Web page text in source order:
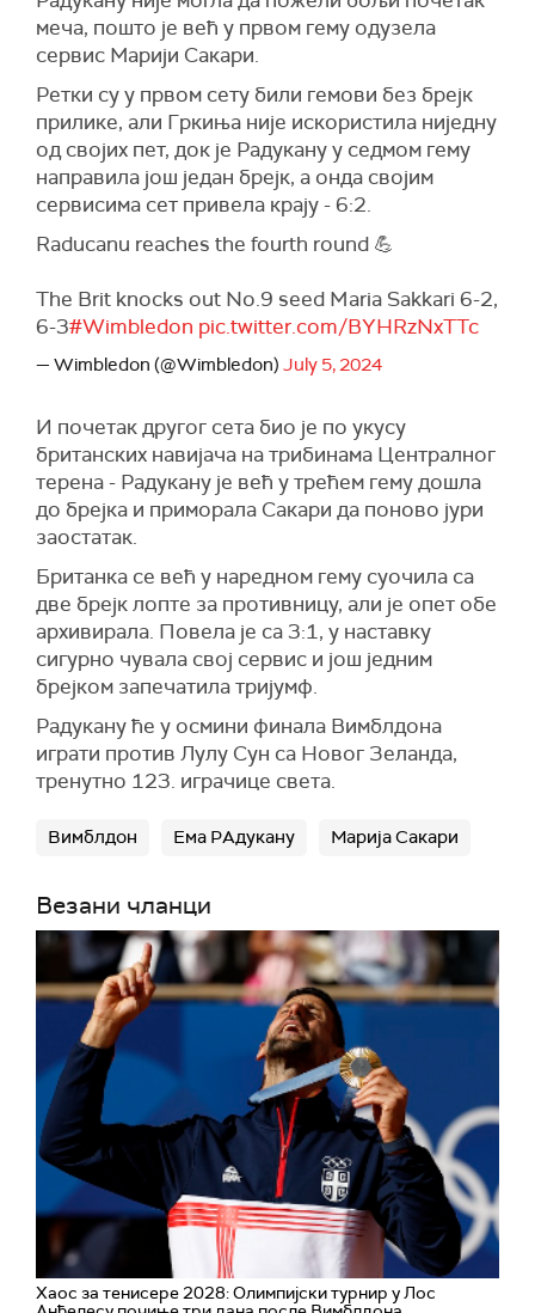
меча, пошто је већ у првом гему одузела
сервис Марији Сакари.
Ретки су у првом сету били гемови без брејк
прилике, али Гркиња није искористила ниједну
од својих пет, док је Радукану у седмом гему
направила још један брејк, а онда својим
сервисима сет привела крају - 6:2.
Raducanu reaches the fourth round 💪
The Brit knocks out No.9 seed Maria Sakkari 6-2,
6-3#Wimbledon pic.twitter.com/BYHRzNxTTc
— Wimbledon (@Wimbledon) July 5, 2024
И почетак другог сета био је по укусу
британских навијача на трибинама Централног
терена - Радукану је већ у трећем гему дошла
до брејка и приморала Сакари да поново јури
заостатак.
Британка се већ у наредном гему суочила са
две брејк лопте за противницу, али је опет обе
архивирала. Повела је са 3:1, у наставку
сигурно чувала свој сервис и још једним
брејком запечатила тријумф.
Радукану ће у осмини финала Вимблдона
играти против Лулу Сун са Новог Зеланда,
тренутно 123. играчице света.
Вимблдон Ема РАдукану Марија Сакари
Везани чланци
Хаос за тенисере 2028: Олимпијски турнир у Лос